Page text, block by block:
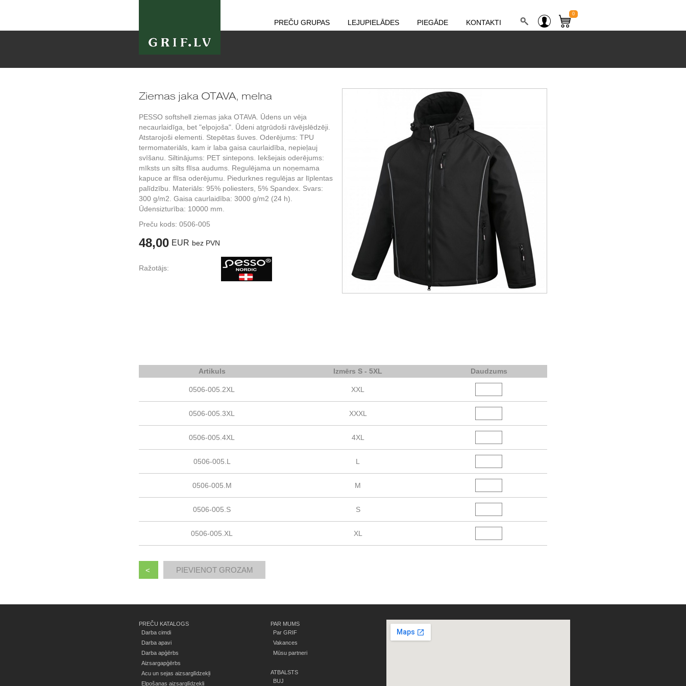
PREČU GRUPAS LEJUPIELĀDES PIEGĀDE KONTAKTI
0
Ziemas jaka OTAVA, melna
PESSO softshell ziemas jaka OTAVA. Ūdens un vēja
necaurlaidīga, bet "elpojoša". Ūdeni atgrūdoši rāvējslēdzēji.
Atstarojoši elementi. Stepētas šuves. Oderējums: TPU
termomateriāls, kam ir laba gaisa caurlaidība, nepieļauj
svīšanu. Siltinājums: PET sintepons. Iekšejais oderējums:
mīksts un silts flīsa audums. Regulējama un noņemama
kapuce ar flīsa oderējumu. Piedurknes regulējas ar līplentas
palīdzību. Materiāls: 95% poliesters, 5% Spandex. Svars:
300 g/m2. Gaisa caurlaidība: 3000 g/m2 (24 h).
Ūdensizturība: 10000 mm.
Preču kods: 0506-005
48,00 EUR bez PVN
Ražotājs:
Artikuls Izmērs S - 5XL Daudzums
0506-005.2XL XXL
0506-005.3XL XXXL
0506-005.4XL 4XL
0506-005.L L
0506-005.M M
0506-005.S S
0506-005.XL XL
<
PREČU KATALOGS
Darba cimdi
Darba apavi
Darba apģērbs
Aizsargapģērbs
Acu un sejas aizsarglīdzekļi
Elpošanas aizsarglīdzekļi
PAR MUMS
Par GRIF
Vakances
Mūsu partneri
ATBALSTS
BUJ